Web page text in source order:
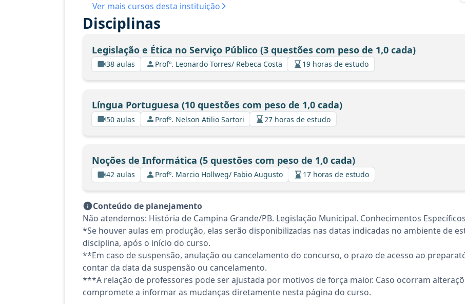
Ver mais cursos desta instituição
Disciplinas
Legislação e Ética no Serviço Público (3 questões com peso de 1,0 cada)
38 aulas Profº. Leonardo Torres/ Rebeca Costa 19 horas de estudo
Língua Portuguesa (10 questões com peso de 1,0 cada)
50 aulas Profº. Nelson Atilio Sartori 27 horas de estudo
Noções de Informática (5 questões com peso de 1,0 cada)
42 aulas Profº. Marcio Hollweg/ Fabio Augusto 17 horas de estudo
Conteúdo de planejamento
Não atendemos: História de Campina Grande/PB. Legislação Municipal. Conhecimentos
*Se houver aulas em produção, elas serão disponibilizadas nas datas indicadas no ambiente de
disciplina, após o início do curso.
**Em caso de suspensão, anulação ou cancelamento do concurso, o prazo de acesso ao
contar da data da suspensão ou cancelamento.
***A relação de professores pode ser ajustada por motivos de força maior. Caso ocorram
compromete a informar as mudanças diretamente nesta página do curso.